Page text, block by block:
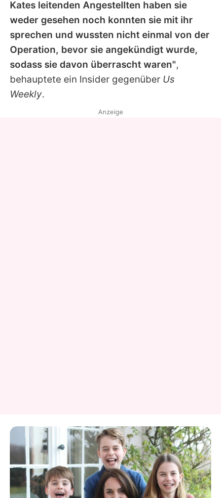
Kates leitenden Angestellten haben sie
weder gesehen noch konnten sie mit ihr
sprechen und wussten nicht einmal von der
Operation, bevor sie angekündigt wurde,
sodass sie davon überrascht waren",
behauptete ein Insider gegenüber Us
Weekly.
Anzeige